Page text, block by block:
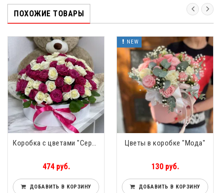
ПОХОЖИЕ ТОВАРЫ
Коробка с цветами "Сердечно" 101 шт.
474 руб.
ДОБАВИТЬ В КОРЗИНУ
NEW
Цветы в коробке "Мода"
130 руб.
ДОБАВИТЬ В КОРЗИНУ